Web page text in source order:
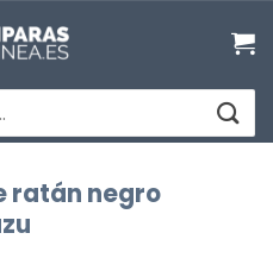
ratán negro